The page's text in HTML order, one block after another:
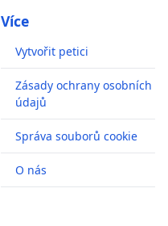
Více
Vytvořit petici
Zásady ochrany osobních
údajů
Správa souborů cookie
O nás